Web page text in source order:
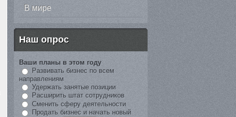
В мире
Наш опрос
Ваши планы в этом году
Развивать бизнес по всем
направлениям
Удержать занятые позиции
Расширить штат сотрудников
Сменить сферу деятельности
Продать бизнес и начать новый